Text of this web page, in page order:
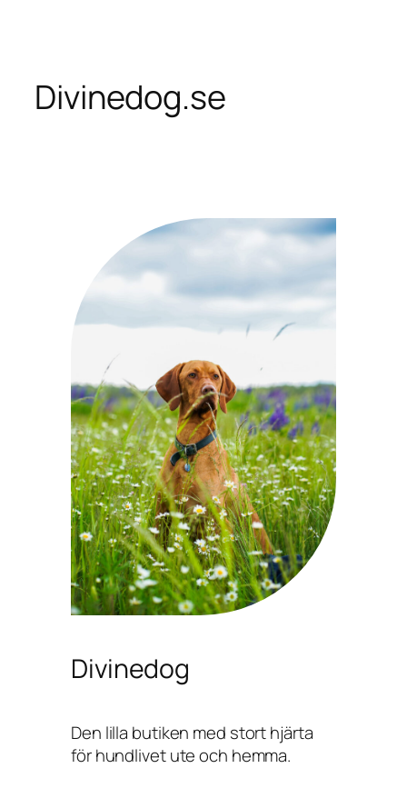
content
Divinedog.se
Divinedog
Den lilla butiken med stort hjärta
för hundlivet ute och hemma.